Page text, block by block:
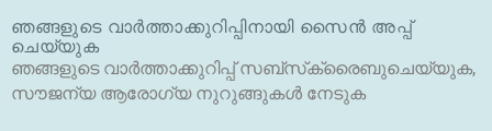
യി
ഡ്
ഞങ്ങളുടെ വാർത്താക്കുറിപ്പിനായി സൈൻ അപ്പ്
ചെയ്യുക
ഞങ്ങളുടെ വാർത്താക്കുറിപ്പ് സബ്‌സ്‌ക്രൈബുചെയ്യുക,
സൗജന്യ ആരോഗ്യ നുറുങ്ങുകൾ നേടുക